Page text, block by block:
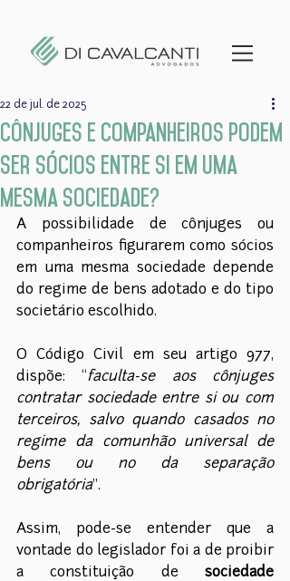
Cônjuges e companheiros podem
ser sócios entre si em uma
mesma sociedade?
22 de jul. de 2025
A possibilidade de cônjuges ou
companheiros figurarem como sócios
em uma mesma sociedade depende
do regime de bens adotado e do tipo
societário escolhido.
O Código Civil em seu artigo 977,
dispõe: “faculta-se aos cônjuges
contratar sociedade entre si ou com
terceiros, salvo quando casados no
regime da comunhão universal de
bens ou no da separação
obrigatória”.
Assim, pode-se entender que a
vontade do legislador foi a de proibir
a constituição de sociedade